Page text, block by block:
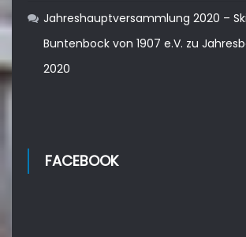
Jahreshauptversammlung 2020 –
Buntenbock von 1907 e.V. zu
2020
FACEBOOK